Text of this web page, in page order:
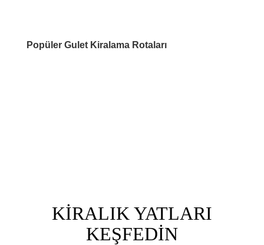
Popüler Gulet Kiralama Rotaları
KİRALIK YATLARI
KEŞFEDİN